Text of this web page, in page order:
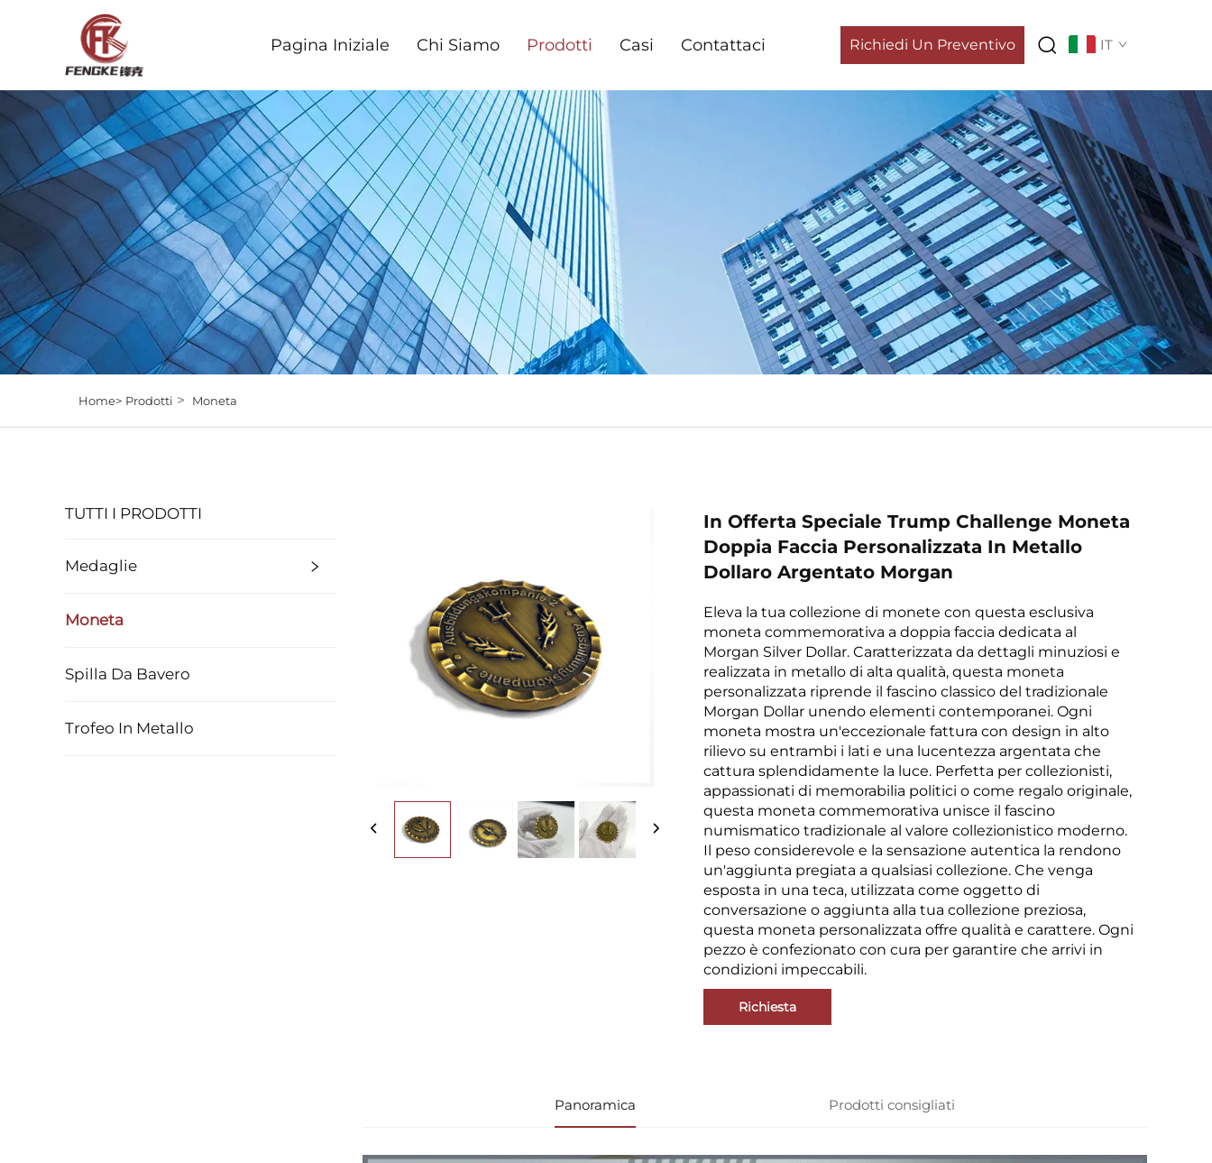
Pagina Iniziale Chi Siamo Prodotti Casi Contattaci Richiedi Un Preventivo IT
Home> Prodotti > Moneta
TUTTI I PRODOTTI
Medaglie
Moneta
Spilla Da Bavero
Trofeo In Metallo
In Offerta Speciale Trump Challenge Moneta
Doppia Faccia Personalizzata In Metallo
Dollaro Argentato Morgan
Eleva la tua collezione di monete con questa esclusiva
moneta commemorativa a doppia faccia dedicata al
Morgan Silver Dollar. Caratterizzata da dettagli minuziosi e
realizzata in metallo di alta qualità, questa moneta
personalizzata riprende il fascino classico del tradizionale
Morgan Dollar unendo elementi contemporanei. Ogni
moneta mostra un'eccezionale fattura con design in alto
rilievo su entrambi i lati e una lucentezza argentata che
cattura splendidamente la luce. Perfetta per collezionisti,
appassionati di memorabilia politici o come regalo originale,
questa moneta commemorativa unisce il fascino
numismatico tradizionale al valore collezionistico moderno.
Il peso considerevole e la sensazione autentica la rendono
un'aggiunta pregiata a qualsiasi collezione. Che venga
esposta in una teca, utilizzata come oggetto di
conversazione o aggiunta alla tua collezione preziosa,
questa moneta personalizzata offre qualità e carattere. Ogni
pezzo è confezionato con cura per garantire che arrivi in
condizioni impeccabili.
Richiesta
Panoramica Prodotti consigliati